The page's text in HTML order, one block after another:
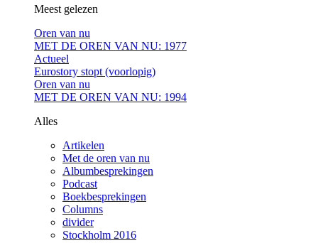
Meest gelezen
Oren van nu
MET DE OREN VAN NU: 1977
Actueel
Eurostory stopt (voorlopig)
Oren van nu
MET DE OREN VAN NU: 1994
Alles
Artikelen
Met de oren van nu
Albumbesprekingen
Podcast
Boekbesprekingen
Columns
divider
Stockholm 2016